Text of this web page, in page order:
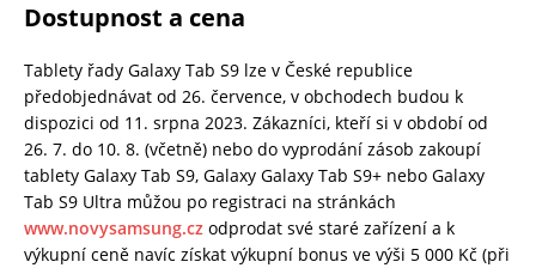
Dostupnost a cena
Tablety řady Galaxy Tab S9 lze v České republice
předobjednávat od 26. července, v obchodech budou k
dispozici od 11. srpna 2023. Zákazníci, kteří si v období od
26. 7. do 10. 8. (včetně) nebo do vyprodání zásob zakoupí
tablety Galaxy Tab S9, Galaxy Galaxy Tab S9+ nebo Galaxy
Tab S9 Ultra můžou po registraci na stránkách
www.novysamsung.cz odprodat své staré zařízení a k
výkupní ceně navíc získat výkupní bonus ve výši 5 000 Kč (při